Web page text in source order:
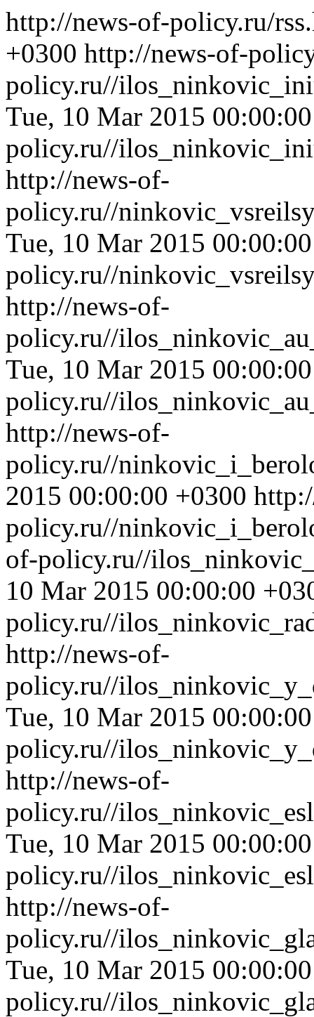
http://news-of-policy.ru/
+0300 http://news-of-
policy.ru//
Tue, 10 Mar 2015
policy.ru//
http://news-of-
policy.ru//
Tue, 10 Mar 2015
policy.ru//
http://news-of-
policy.ru//
Tue, 10 Mar 2015
policy.ru//
http://news-of-
policy.ru//
2015 00:00:00 +0300
policy.ru//
of-policy.ru//
10 Mar 2015 00:00:00
policy.ru//
http://news-of-
policy.ru//
Tue, 10 Mar 2015
policy.ru//
http://news-of-
policy.ru//
Tue, 10 Mar 2015
policy.ru//
http://news-of-
policy.ru//
Tue, 10 Mar 2015
policy.ru//